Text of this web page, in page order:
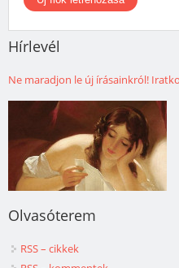
Hírlevél
Ne maradjon le új írásainkról!
Olvasóterem
RSS – cikkek